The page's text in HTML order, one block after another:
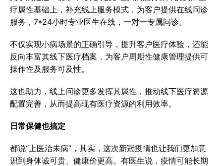
疗属性基础上，补充线上服务模式，为客户提供在线问诊
服务，7*24小时专业医生在线，一对一专属问诊。
不仅实现小病场景的正确引导，提升客户医疗体验，还能
反向丰富其线下医疗档案，为客户周期性健康管理提供可
操作性及服务可及性。
这也助力，线上问诊更多发挥其属性，推动线下医疗资源
配置完善，从而提高现有医疗资源的利用效率。
日常保健也搞定
都说“上医治未病”，其实，这次新冠疫情也让我们更加意
识到身体诚可贵、健康价更高。有医生说，疫情可能长期